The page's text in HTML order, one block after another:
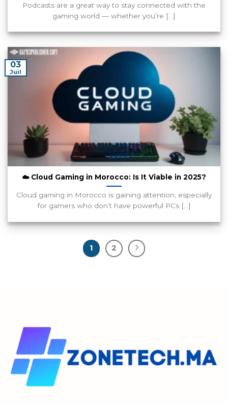
Podcasts are a great way to stay connected with the
gaming world — whether you’re [...]
☁️ Cloud Gaming in Morocco: Is It Viable in 2025?
Cloud gaming in Morocco is gaining attention, especially
for gamers who don’t have powerful PCs [...]
03
Juil
1 2